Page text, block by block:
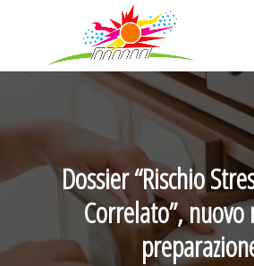
Dossier “Rischio
Correlato”, nuovo